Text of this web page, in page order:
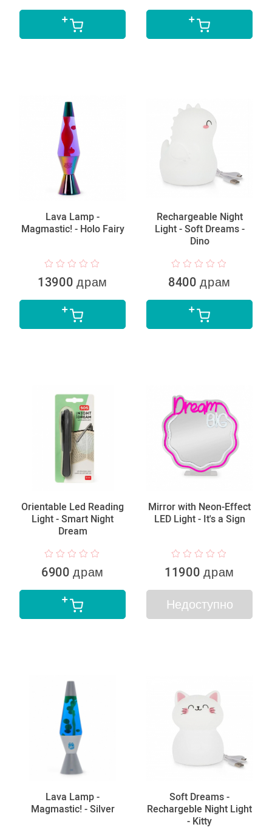
Lava Lamp -
Magmastic! - Holo Fairy
13900 драм
Rechargeable Night
Light - Soft Dreams -
Dino
8400 драм
Orientable Led Reading
Light - Smart Night
Dream
6900 драм
Mirror with Neon-Effect
LED Light - It's a Sign
11900 драм
Недоступно
Lava Lamp -
Magmastic! - Silver
Soft Dreams -
Rechargeble Night Light
- Kitty